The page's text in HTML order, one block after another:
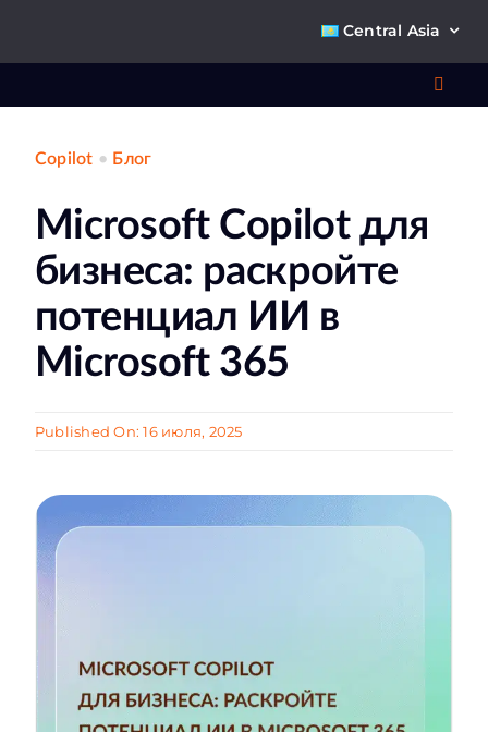
Central Asia
Copilot • Блог
Microsoft Copilot для
бизнеса: раскройте
потенциал ИИ в
Microsoft 365
Published On: 16 июля, 2025